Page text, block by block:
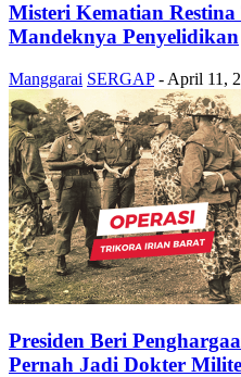
Misteri Kematian
Mandeknya Penyelidikan
Manggarai SERGAP - April 11,
Presiden Beri
Pernah Jadi Dokter